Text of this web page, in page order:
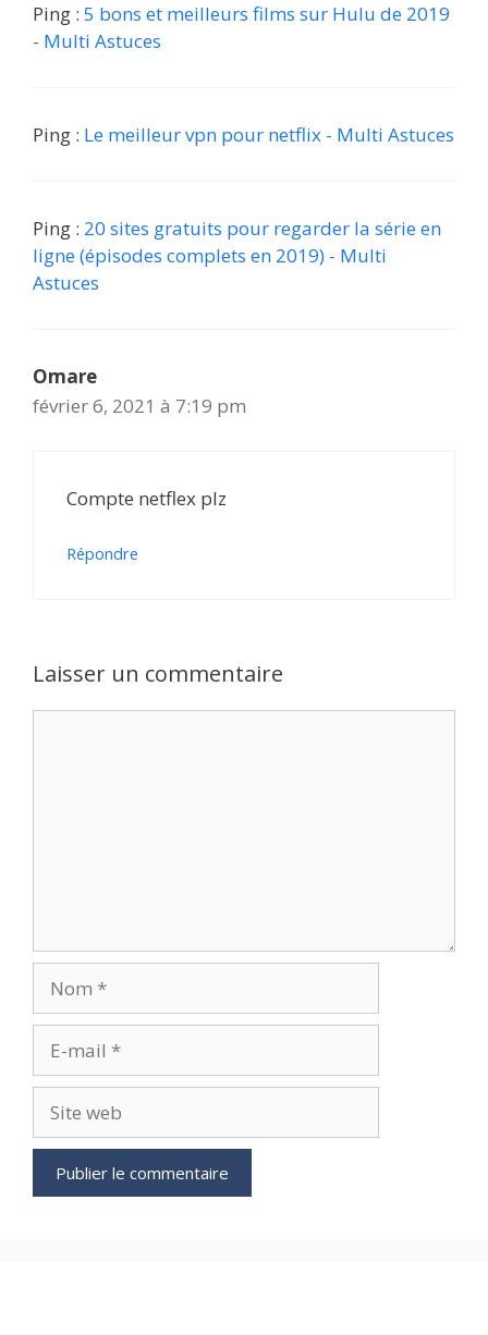
Ping : 5 bons et meilleurs films sur Hulu de 2019
- Multi Astuces
Ping : Le meilleur vpn pour netflix - Multi Astuces
Ping : 20 sites gratuits pour regarder la série en
ligne (épisodes complets en 2019) - Multi
Astuces
Omare
février 6, 2021 à 7:19 pm
Compte netflex plz
Répondre
Laisser un commentaire
mail
web